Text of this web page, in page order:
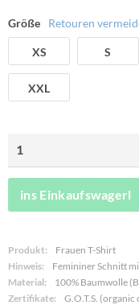
Größe Retouren
XS S
XXL
ins Einkaufswagerl
Produkt:
Frauen T-Shirt
Hinweis:
Femininer Schnitt
Material:
100% Baumwolle
Zertifikate:
G.O.T.S.